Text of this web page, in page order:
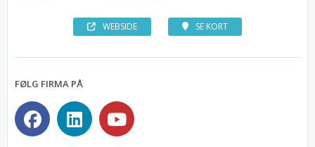
WEBSIDE SE KORT
FØLG FIRMA PÅ